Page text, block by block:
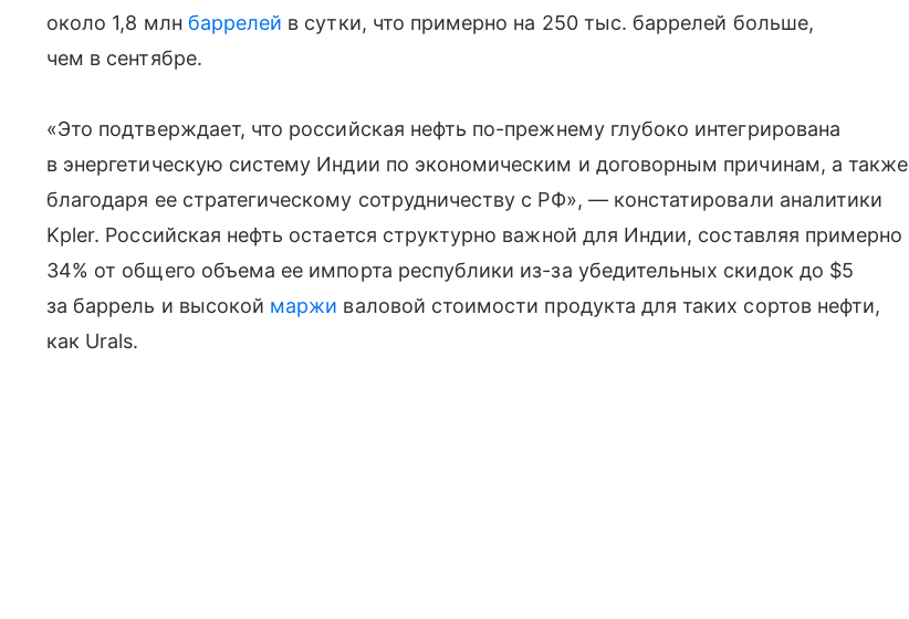
около 1,8 млн баррелей в сутки, что примерно на 250 тыс. баррелей больше,
чем в сентябре.
«Это подтверждает, что российская нефть по-прежнему глубоко интегрирована
в энергетическую систему Индии по экономическим и договорным причинам, а также
благодаря ее стратегическому сотрудничеству с РФ», — констатировали аналитики
Kpler. Российская нефть остается структурно важной для Индии, составляя примерно
34% от общего объема ее импорта республики из-за убедительных скидок до $5
за баррель и высокой маржи валовой стоимости продукта для таких сортов нефти,
как Urals.